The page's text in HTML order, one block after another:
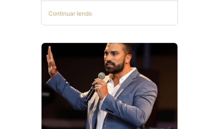
Continuar lendo